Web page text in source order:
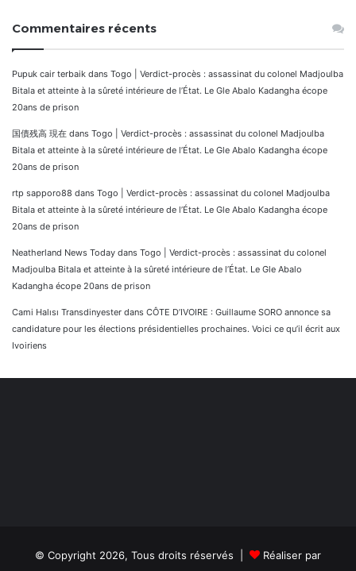
Commentaires récents
Pupuk cair terbaik dans Togo | Verdict-procès : assassinat du colonel Madjoulba
Bitala et atteinte à la sûreté intérieure de l’État. Le Gle Abalo Kadangha écope
20ans de prison
国債残高 現在 dans Togo | Verdict-procès : assassinat du colonel Madjoulba
Bitala et atteinte à la sûreté intérieure de l’État. Le Gle Abalo Kadangha écope
20ans de prison
rtp sapporo88 dans Togo | Verdict-procès : assassinat du colonel Madjoulba
Bitala et atteinte à la sûreté intérieure de l’État. Le Gle Abalo Kadangha écope
20ans de prison
Neatherland News Today dans Togo | Verdict-procès : assassinat du colonel
Madjoulba Bitala et atteinte à la sûreté intérieure de l’État. Le Gle Abalo
Kadangha écope 20ans de prison
Cami Halısı Transdinyester dans CÔTE D’IVOIRE : Guillaume SORO annonce sa
candidature pour les élections présidentielles prochaines. Voici ce qu’il écrit aux
Ivoiriens
© Copyright 2026, Tous droits réservés | Réaliser par